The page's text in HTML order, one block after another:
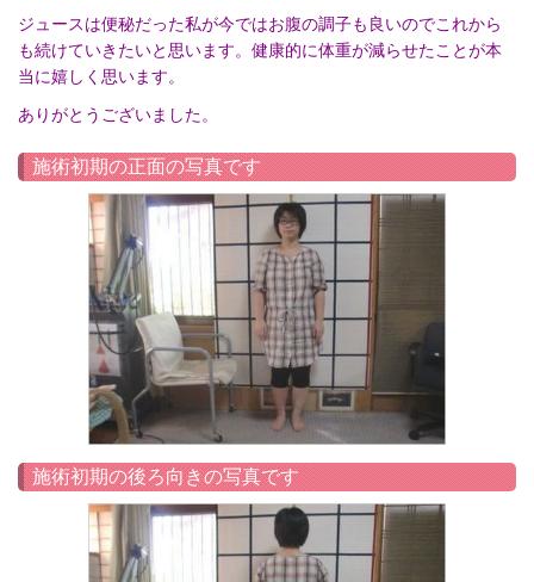
ジュースは便秘だった私が今ではお腹の調子も良いのでこれから
も続けていきたいと思います。健康的に体重が減らせたことが本
当に嬉しく思います。
ありがとうございました。
施術初期の正面の写真です
施術初期の後ろ向きの写真です